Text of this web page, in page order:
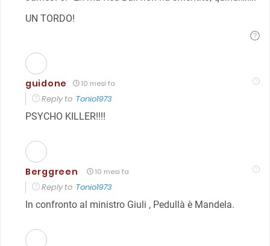
UN TORDO!
guidone 10 mesi fa
Reply to Tonio1973
PSYCHO KILLER!!!!
Berggreen 10 mesi fa
Reply to Tonio1973
In confronto al ministro Giuli , Pedullà è Mandela.